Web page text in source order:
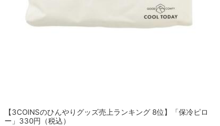
【3COINSのひんやりグッズ売上ランキング 8位】「保冷ピロ
ー」330円（税込）